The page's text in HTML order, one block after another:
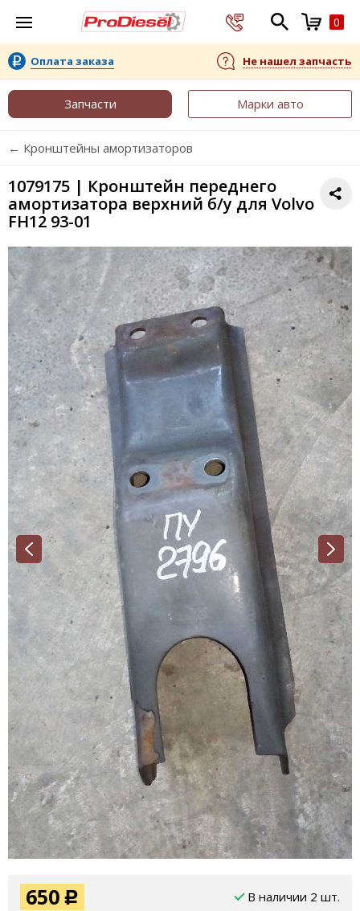
0
Оплата заказа Не нашел запчасть
Запчасти Марки авто
← Кронштейны амортизаторов
1079175 | Кронштейн переднего
амортизатора верхний б/у для Volvo
FH12 93-01
650 Р В наличии 2 шт.